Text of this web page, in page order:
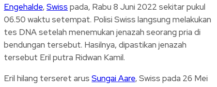
Engehalde, Swiss pada, Rabu 8 Juni 2022 sekitar pukul
06.50 waktu setempat. Polisi Swiss langsung melakukan
tes DNA setelah menemukan jenazah seorang pria di
bendungan tersebut. Hasilnya, dipastikan jenazah
tersebut Eril putra Ridwan Kamil.
Eril hilang terseret arus Sungai Aare, Swiss pada 26 Mei